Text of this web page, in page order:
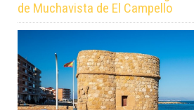
de Muchavista de El Campello